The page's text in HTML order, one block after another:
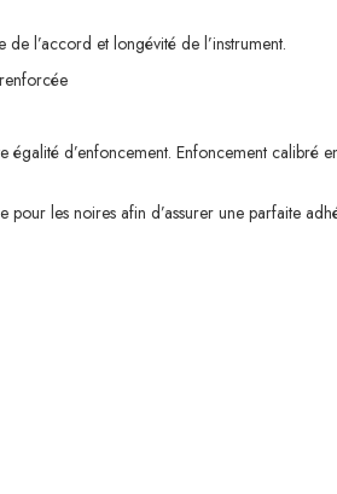
de l’accord et longévité de l’instrument.
d’enfoncement. Enfoncement calibré
les noires afin d’assurer une parfaite